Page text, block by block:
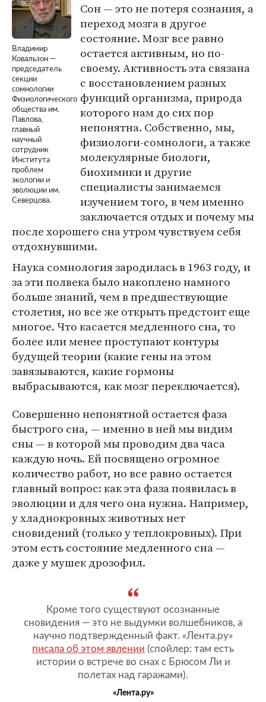
Владимир
Ковальзон —
председатель
секции
сомнологии
Физиологического
общества им.
Павлова,
главный
научный
сотрудник
Института
проблем
экологии и
эволюции им.
Северцова.
Сон — это не потеря сознания, а
переход мозга в другое
состояние. Мозг все равно
остается активным, но по-
своему. Активность эта связана
с восстановлением разных
функций организма, природа
которого нам до сих пор
непонятна. Собственно, мы,
физиологи-сомнологи, а также
молекулярные биологи,
биохимики и другие
специалисты занимаемся
изучением того, в чем именно
заключается отдых и почему мы
после хорошего сна утром чувствуем себя
отдохнувшими.
Наука сомнология зародилась в 1963 году, и
за эти полвека было накоплено намного
больше знаний, чем в предшествующие
столетия, но все же открыть предстоит еще
многое. Что касается медленного сна, то
более или менее проступают контуры
будущей теории (какие гены на этом
завязываются, какие гормоны
выбрасываются, как мозг переключается).
Совершенно непонятной остается фаза
быстрого сна, — именно в ней мы видим
сны — в которой мы проводим два часа
каждую ночь. Ей посвящено огромное
количество работ, но все равно остается
главный вопрос: как эта фаза появилась в
эволюции и для чего она нужна. Например,
у хладнокровных животных нет
сновидений (только у теплокровных). При
этом есть состояние медленного сна —
даже у мушек дрозофил.
Кроме того существуют осознанные
сновидения — это не выдумки волшебников, а
научно подтвержденный факт. «Лента.ру»
писала об этом явлении (спойлер: там есть
истории о встрече во снах с Брюсом Ли и
полетах над гаражами).
«Лента.ру»